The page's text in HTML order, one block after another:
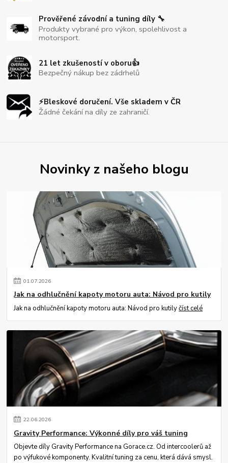
Prověřené závodní a tuning díly 🔧
Produkty vybrané pro výkon, spolehlivost a
motorsport.
21 let zkušeností v oboru👍
Bezpečný nákup bez zádrhelů
⚡Bleskové doručení. Vše skladem v ČR
Žádné čekání na díly ze zahraničí.
Novinky z našeho blogu
01.07.2026
Jak na odhlučnění kapoty motoru auta: Návod pro kutily
Jak na odhlučnění kapoty motoru auta: Návod pro kutilyčíst celé
22.06.2026
Gravity Performance: Výkonné díly pro váš tuning
Objevte díly Gravity Performance na Gorace.cz. Od intercoolerů až
po výfukové komponenty. Kvalitní tuning za cenu, která dává smysl.